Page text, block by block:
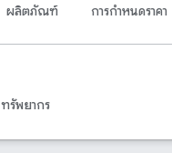
ผลิตภัณฑ์ การกำหนดราคา
ทรัพยากร